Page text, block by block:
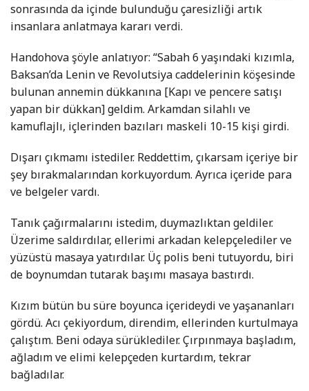
sonrasında da içinde bulunduğu çaresizliği artık
insanlara anlatmaya kararı verdi.
Handohova şöyle anlatıyor: “Sabah 6 yaşındaki kızımla,
Baksan’da Lenin ve Revolutsiya caddelerinin köşesinde
bulunan annemin dükkanına [Kapı ve pencere satışı
yapan bir dükkan] geldim. Arkamdan silahlı ve
kamuflajlı, içlerinden bazıları maskeli 10-15 kişi girdi.
Dışarı çıkmamı istediler. Reddettim, çıkarsam içeriye bir
şey bırakmalarından korkuyordum. Ayrıca içeride para
ve belgeler vardı.
Tanık çağırmalarını istedim, duymazlıktan geldiler.
Üzerime saldırdılar, ellerimi arkadan kelepçelediler ve
yüzüstü masaya yatırdılar. Üç polis beni tutuyordu, biri
de boynumdan tutarak başımı masaya bastırdı.
Kızım bütün bu süre boyunca içerideydi ve yaşananları
gördü. Acı çekiyordum, direndim, ellerinden kurtulmaya
çalıştım. Beni odaya sürüklediler. Çırpınmaya başladım,
ağladım ve elimi kelepçeden kurtardım, tekrar
bağladılar.